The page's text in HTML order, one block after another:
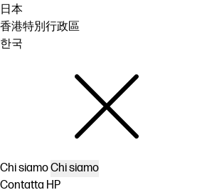
日本
香港特別行政區
한국
Chi siamoChi siamo
Contatta HP